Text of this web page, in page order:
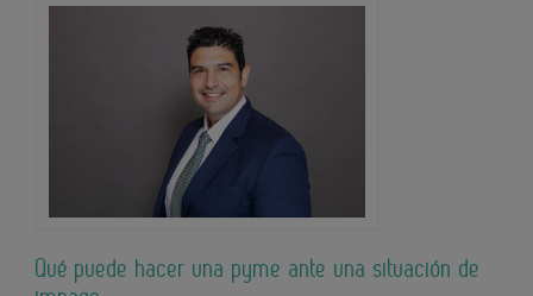
Qué puede hacer una pyme ante una situación de